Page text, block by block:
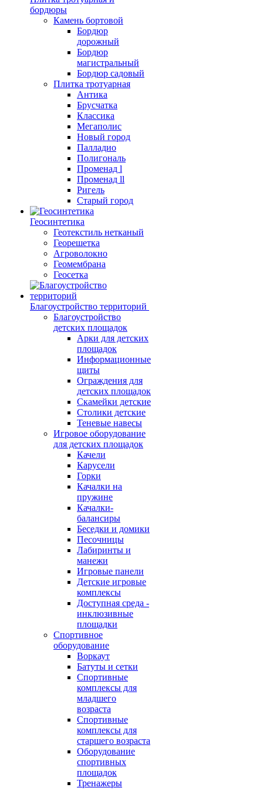
бордюры
Камень бортовой
Бордюр
дорожный
Бордюр
магистральный
Бордюр садовый
Плитка тротуарная
Антика
Брусчатка
Классика
Мегаполис
Новый город
Палладио
Полигональ
Променад l
Променад ll
Ригель
Старый город
Геосинтетика
Геотекстиль нетканый
Георешетка
Агроволокно
Геомембрана
Геосетка
Благоустройство территорий
Благоустройство
детских площадок
Арки для детских
площадок
Информационные
щиты
Ограждения для
детских площадок
Скамейки детские
Столики детские
Теневые навесы
Игровое оборудование
для детских площадок
Качели
Карусели
Горки
Качалки на
пружине
Качалки-
балансиры
Беседки и домики
Песочницы
Лабиринты и
манежи
Игровые панели
Детские игровые
комплексы
Доступная среда -
инклюзивные
площадки
Спортивное
оборудование
Воркаут
Батуты и сетки
Спортивные
комплексы для
младшего
возраста
Спортивные
комплексы для
старшего возраста
Оборудование
спортивных
площадок
Тренажеры